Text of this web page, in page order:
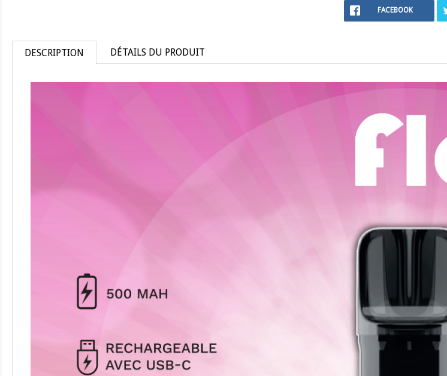
FACEBOOK
DESCRIPTION DÉTAILS DU PRODUIT